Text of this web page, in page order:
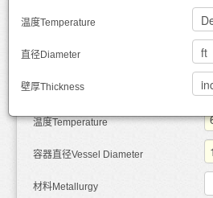
程序依据ASME Sec VIII Div
ASME Sec VIII Div 1, Div 2 for a cylindrical
温度Temperature
直径Diameter
壁厚Thickness
压力Pressure
温度Temperature
容器直径Vessel Diameter
材料Metallurgy